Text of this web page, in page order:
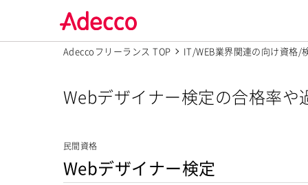
Adeccoフリーランス TOP IT/WEB業界関連の向け資格/
Webデザイナー検定の合格率や
民間資格
Webデザイナー検定